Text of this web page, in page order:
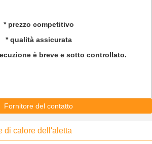
* prezzo competitivo
* qualità assicurata
è breve e sotto controllato.
Fornitore del contatto
di calore dell'aletta